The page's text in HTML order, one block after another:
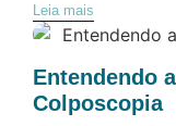
Leia mais
Entendendo
Colposcopia